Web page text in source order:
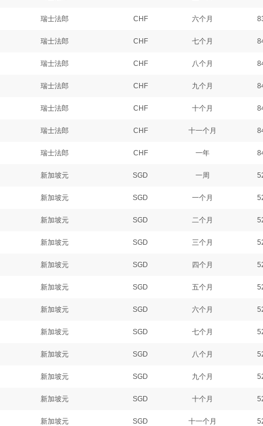
瑞士法郎 CHF 六个月
瑞士法郎 CHF 七个月
瑞士法郎 CHF 八个月
瑞士法郎 CHF 九个月
瑞士法郎 CHF 十个月
瑞士法郎 CHF 十一个月
瑞士法郎 CHF 一年
新加坡元 SGD 一周
新加坡元 SGD 一个月
新加坡元 SGD 二个月
新加坡元 SGD 三个月
新加坡元 SGD 四个月
新加坡元 SGD 五个月
新加坡元 SGD 六个月
新加坡元 SGD 七个月
新加坡元 SGD 八个月
新加坡元 SGD 九个月
新加坡元 SGD 十个月
新加坡元 SGD 十一个月